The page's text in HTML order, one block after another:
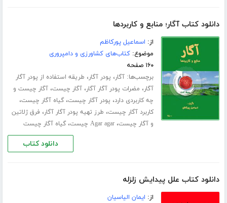
دانلود کتاب آگار؛ منابع و کاربردها
از: اسماعیل پورکاظم
موضوع:کتاب‌های کشاورزی و دامپروری
۱۶۰ صفحه
برچسب‌ها:آگار، پودر آگار، طریقه استفاده از پودر آگار
آگار، مضرات پودر آگار آگار،آگار چیست،آگار چیست و
چه کاربردی دارد، پودر آگار چیست،گیاه آگار چیست،
کاربرد آگار چیست، طرز تهیه پودر آگار آگار، فرق ژلاتین
و آگار چیست،Agar agar چیست ،گیاه آگار چیست
دانلود کتاب
دانلود کتاب علل پیدایش زلزله
از: ایمان الیاسیان